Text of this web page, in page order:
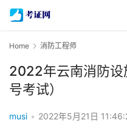
Home 消防工程师
2022年云南消防设
号考试）
musi • 2022年5月21日